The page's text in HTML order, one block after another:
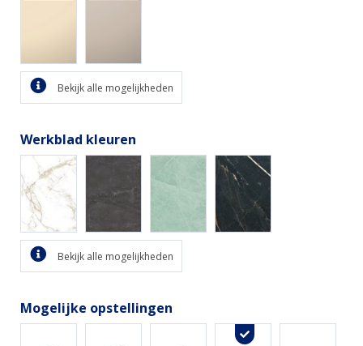
Bekijk alle mogelijkheden
Werkblad kleuren
Bekijk alle mogelijkheden
Mogelijke opstellingen